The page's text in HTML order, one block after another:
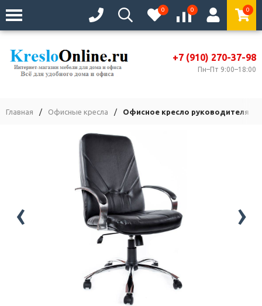
0 0 0
+7 (910) 270-37-98
Пн–Пт 9:00–18:00
Главная / Офисные кресла / Офисное кресло руководителя
‹ ›